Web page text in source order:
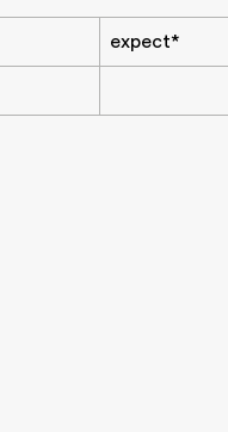
expect*